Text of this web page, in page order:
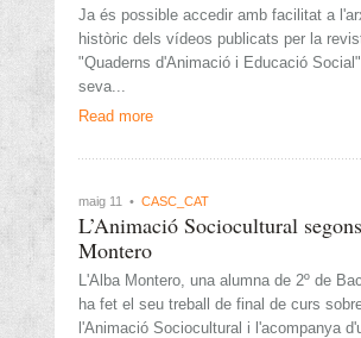
Ja és possible accedir amb facilitat a
històric dels vídeos publicats per la
"Quaderns d'Animació i Educació
seva...
Read more
maig 11 • CASC_CAT
L’Animació Sociocultural
Montero
L'Alba Montero, una alumna de 2º de
ha fet el seu treball de final de curs
l'Animació Sociocultural i l'acompanya